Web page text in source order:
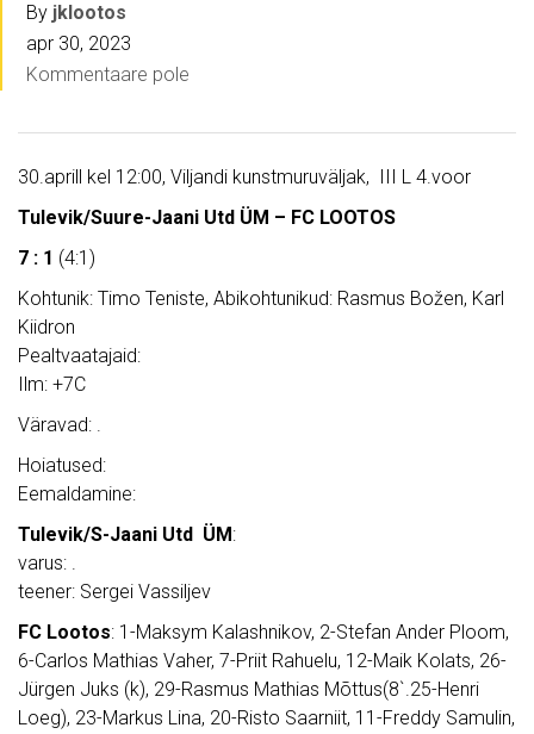
By jklootos
apr 30, 2023
Kommentaare pole
30.aprill kel 12:00, Viljandi kunstmuruväljak, III L 4.voor
Tulevik/Suure-Jaani Utd ÜM – FC LOOTOS
7 : 1 (4:1)
Kohtunik: Timo Teniste, Abikohtunikud: Rasmus Božen, Karl
Kiidron
Pealtvaatajaid:
Ilm: +7C
Väravad: .
Hoiatused:
Eemaldamine:
Tulevik/S-Jaani Utd ÜM:
varus: .
teener: Sergei Vassiljev
FC Lootos: 1-Maksym Kalashnikov, 2-Stefan Ander Ploom,
6-Carlos Mathias Vaher, 7-Priit Rahuelu, 12-Maik Kolats, 26-
Jürgen Juks (k), 29-Rasmus Mathias Mõttus(8`.25-Henri
Loeg), 23-Markus Lina, 20-Risto Saarniit, 11-Freddy Samulin,